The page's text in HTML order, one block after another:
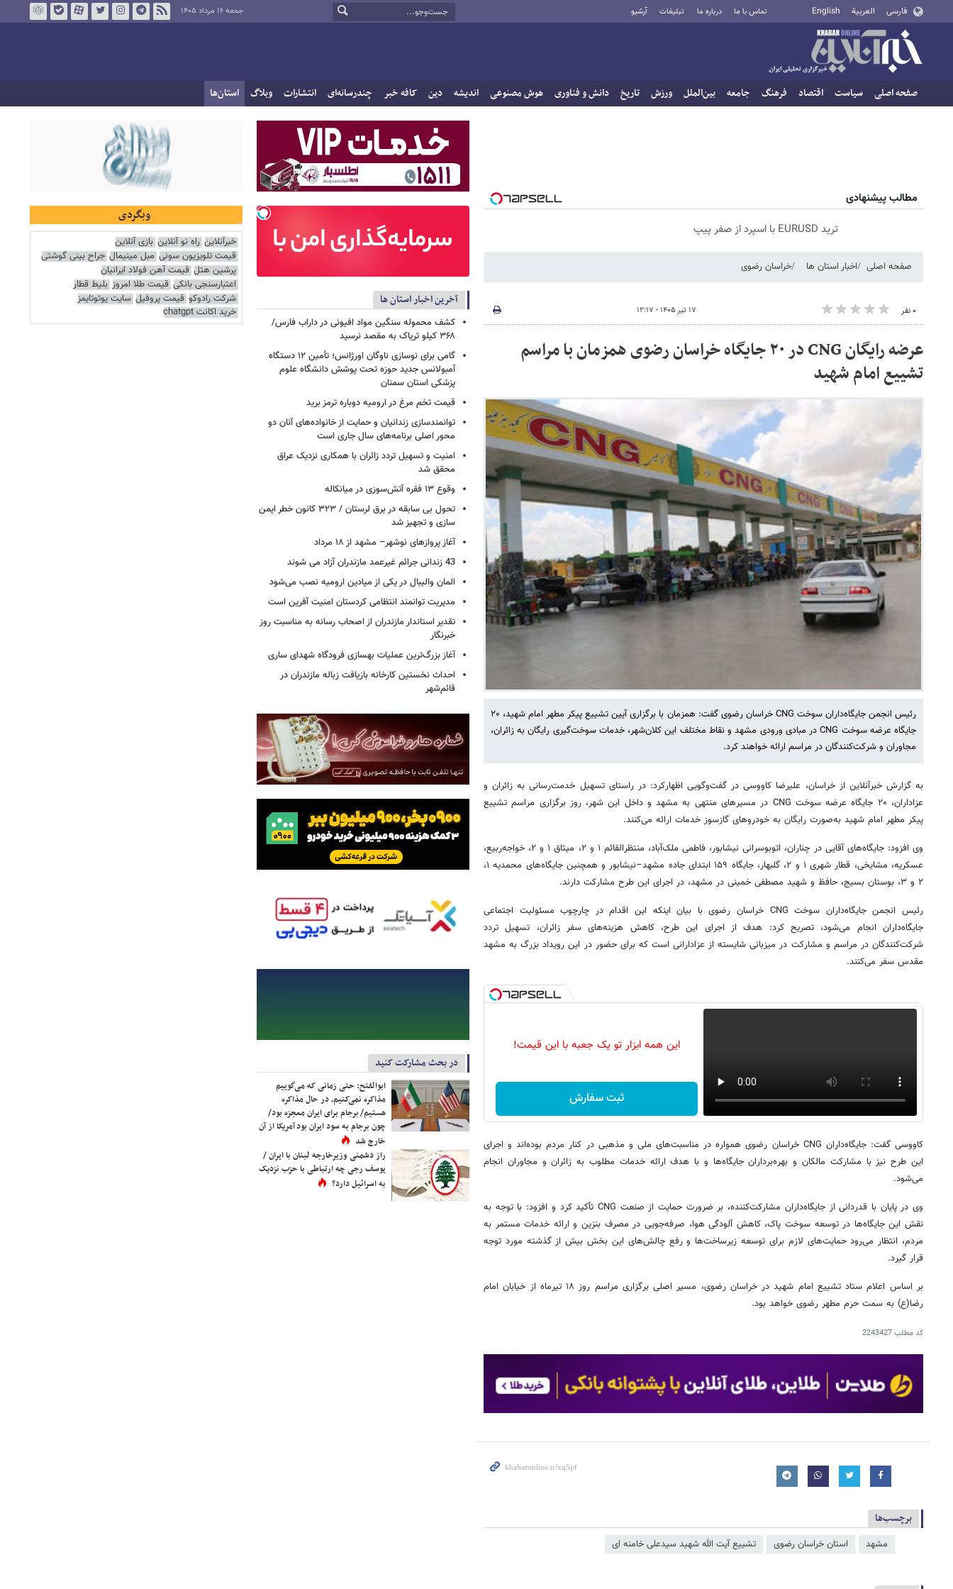
فارسی العربية English تماس با ما درباره ما تبلیغات آرشیو جمعه ۱۶ مرداد ۱۴۰۵
صفحه اصلی سیاست اقتصاد فرهنگ جامعه بین‌الملل ورزش تاریخ دانش و فناوری هوش مصنوعی اندیشه دین کافه خبر چندرسانه‌ای انتشارات وبلاگ استان‌ها
مطالب پیشنهادی
ترید EURUSD با اسپرد از صفر پیپ
صفحه اصلی اخبار استان ها خراسان رضوی
۰ نفر ۱۷ تیر ۱۴۰۵ - ۱۲:۱۷
عرضه رایگان CNG در ۲۰ جایگاه خراسان رضوی همزمان با مراسم
تشییع امام شهید
رئیس انجمن جایگاه‌داران سوخت CNG خراسان رضوی گفت: همزمان با برگزاری آیین تشییع پیکر مطهر امام شهید، ۲۰
جایگاه عرضه سوخت CNG در مبادی ورودی مشهد و نقاط مختلف این کلان‌شهر، خدمات سوخت‌گیری رایگان به زائران،
مجاوران و شرکت‌کنندگان در مراسم ارائه خواهند کرد.
به گزارش خبرآنلاین از خراسان، علیرضا کاووسی در گفت‌وگویی اظهارکرد: در راستای تسهیل خدمت‌رسانی به زائران و
عزاداران، ۲۰ جایگاه عرضه سوخت CNG در مسیرهای منتهی به مشهد و داخل این شهر، روز برگزاری مراسم تشییع
پیکر مطهر امام شهید به‌صورت رایگان به خودروهای گازسوز خدمات ارائه می‌کنند.
وی افزود: جایگاه‌های آقایی در چناران، اتوبوسرانی نیشابور، فاطمی ملک‌آباد، منتظرالقائم ۱ و ۲، میثاق ۱ و ۲، خواجه‌ربیع،
عسکریه، مشایخی، قطار شهری ۱ و ۲، گلبهار، جایگاه ۱۵۹ ابتدای جاده مشهد–نیشابور و همچنین جایگاه‌های محمدیه ۱،
۲ و ۳، بوستان بسیج، حافظ و شهید مصطفی خمینی در مشهد، در اجرای این طرح مشارکت دارند.
رئیس انجمن جایگاه‌داران سوخت CNG خراسان رضوی با بیان اینکه این اقدام در چارچوب مسئولیت اجتماعی
جایگاه‌داران انجام می‌شود، تصریح کرد: هدف از اجرای این طرح، کاهش هزینه‌های سفر زائران، تسهیل تردد
شرکت‌کنندگان در مراسم و مشارکت در میزبانی شایسته از عزادارانی است که برای حضور در این رویداد بزرگ به مشهد
مقدس سفر می‌کنند.
این همه ابزار تو یک جعبه با این قیمت!
ثبت سفارش
کاووسی گفت: جایگاه‌داران CNG خراسان رضوی همواره در مناسبت‌های ملی و مذهبی در کنار مردم بوده‌اند و اجرای
این طرح نیز با مشارکت مالکان و بهره‌برداران جایگاه‌ها و با هدف ارائه خدمات مطلوب به زائران و مجاوران انجام
می‌شود.
وی در پایان با قدردانی از جایگاه‌داران مشارکت‌کننده، بر ضرورت حمایت از صنعت CNG تأکید کرد و افزود: با توجه به
نقش این جایگاه‌ها در توسعه سوخت پاک، کاهش آلودگی هوا، صرفه‌جویی در مصرف بنزین و ارائه خدمات مستمر به
مردم، انتظار می‌رود حمایت‌های لازم برای توسعه زیرساخت‌ها و رفع چالش‌های این بخش بیش از گذشته مورد توجه
قرار گیرد.
بر اساس اعلام ستاد تشییع امام شهید در خراسان رضوی، مسیر اصلی برگزاری مراسم روز ۱۸ تیرماه از خیابان امام
رضا(ع) به سمت حرم مطهر رضوی خواهد بود.
کد مطلب2243427
برچسب‌ها
مشهد استان خراسان رضوی تشییع آیت الله شهید سیدعلی خامنه ای
آخرین اخبار استان ها
کشف محموله سنگین مواد افیونی در داراب فارس/
۳۶۸ کیلو تریاک به مقصد نرسید
گامی برای نوسازی ناوگان اورژانس؛ تأمین ۱۲ دستگاه
آمبولانس جدید حوزه تحت پوشش دانشگاه علوم
پزشکی استان سمنان
قیمت تخم مرغ در ارومیه دوباره ترمز برید
توانمندسازی زندانیان و حمایت از خانواده‌های آنان دو
محور اصلی برنامه‌های سال جاری است
امنیت و تسهیل تردد زائران با همکاری نزدیک عراق
محقق شد
وقوع ۱۳ فقره آتش‌سوزی در میانکاله
تحول بی سابقه در برق لرستان / ۳۲۳ کانون خطر ایمن
سازی و تجهیز شد
آغاز پروازهای نوشهر– مشهد از ۱۸ مرداد
43 زندانی جرائم غیرعمد مازندران آزاد می شوند
المان والیبال در یکی از میادین ارومیه نصب می‌شود
مدیریت توانمند انتظامی کردستان امنیت آفرین است
تقدیر استاندار مازندران از اصحاب رسانه به مناسبت روز
خبرنگار
آغاز بزرگ‌ترین عملیات بهسازی فرودگاه شهدای ساری
احداث نخستین کارخانه بازیافت زباله مازندران در
قائم‌شهر
در بحث مشارکت کنید
ابوالفتح: حتی زمانی که می‌گوییم
مذاکره نمی‌کنیم، در حال مذاکره
هستیم/ برجام برای ایران معجزه بود/
چون برجام به سود ایران بود آمریکا از آن
خارج شد
راز دشمنی وزیرخارجه لبنان با ایران /
یوسف رجی چه ارتباطی با حزب نزدیک
به اسرائیل دارد؟
وبگردی
خبرآنلاین راه نو آنلاین بازی آنلاین
قیمت تلویزیون سونی مبل مینیمال جراح بینی گوشتی
پرشین هتل قیمت آهن فولاد ایرانیان
اعتبارسنجی بانکی قیمت طلا امروز بلیط قطار
شرکت رادوکو قیمت پروفیل سایت یوتوتایمز
خرید اکانت chatgpt